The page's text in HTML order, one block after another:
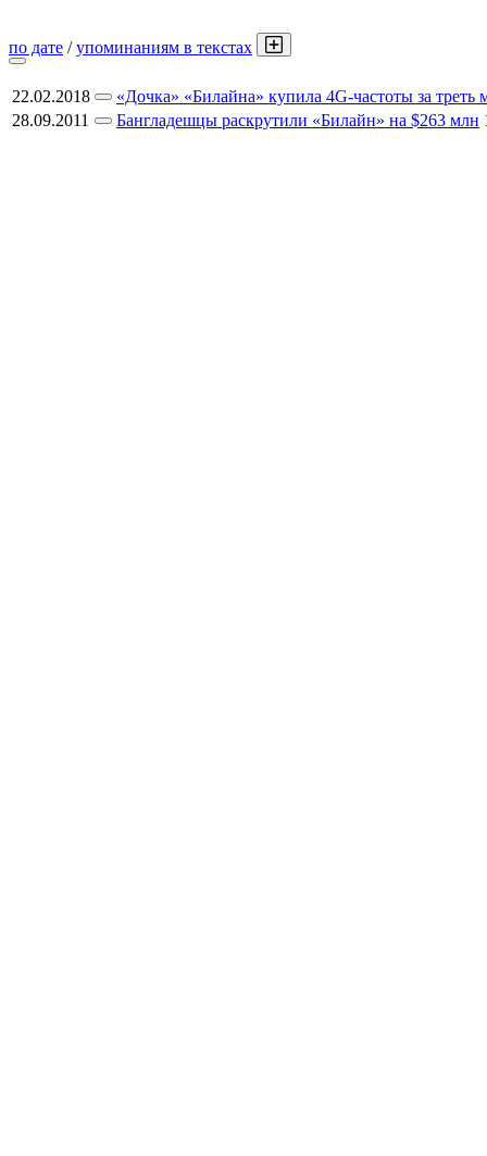
по дате /упоминаниям в текстах
22.02.2018
«Дочка» «Билайна» купила 4G-частоты за треть
28.09.2011
Бангладешцы раскрутили «Билайн» на $263 млн